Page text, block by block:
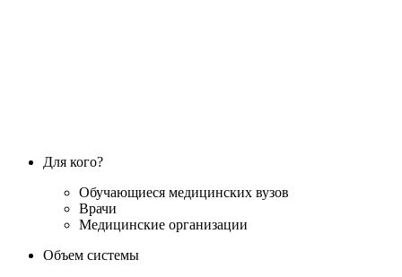
Для кого?
Обучающиеся медицинских вузов
Врачи
Медицинские организации
Объем системы